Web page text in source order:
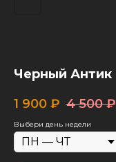
Черный Антик
1 900 ₽ 4 500 ₽
Выбери день недели